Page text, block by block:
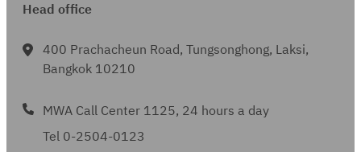
Head office
400 Prachacheun Road, Tungsonghong, Laksi,
Bangkok 10210
MWA Call Center 1125, 24 hours a day
Tel 0-2504-0123